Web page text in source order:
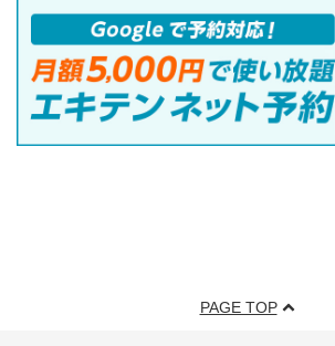
PAGE TOP